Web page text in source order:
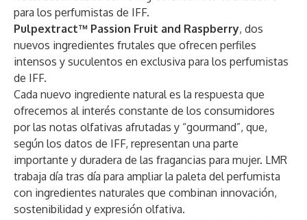
para los perfumistas de IFF.
Pulpextract™ Passion Fruit and Raspberry, dos
nuevos ingredientes frutales que ofrecen perfiles
intensos y suculentos en exclusiva para los perfumistas
de IFF.
Cada nuevo ingrediente natural es la respuesta que
ofrecemos al interés constante de los consumidores
por las notas olfativas afrutadas y “gourmand”, que,
según los datos de IFF, representan una parte
importante y duradera de las fragancias para mujer. LMR
trabaja día tras día para ampliar la paleta del perfumista
con ingredientes naturales que combinan innovación,
sostenibilidad y expresión olfativa.